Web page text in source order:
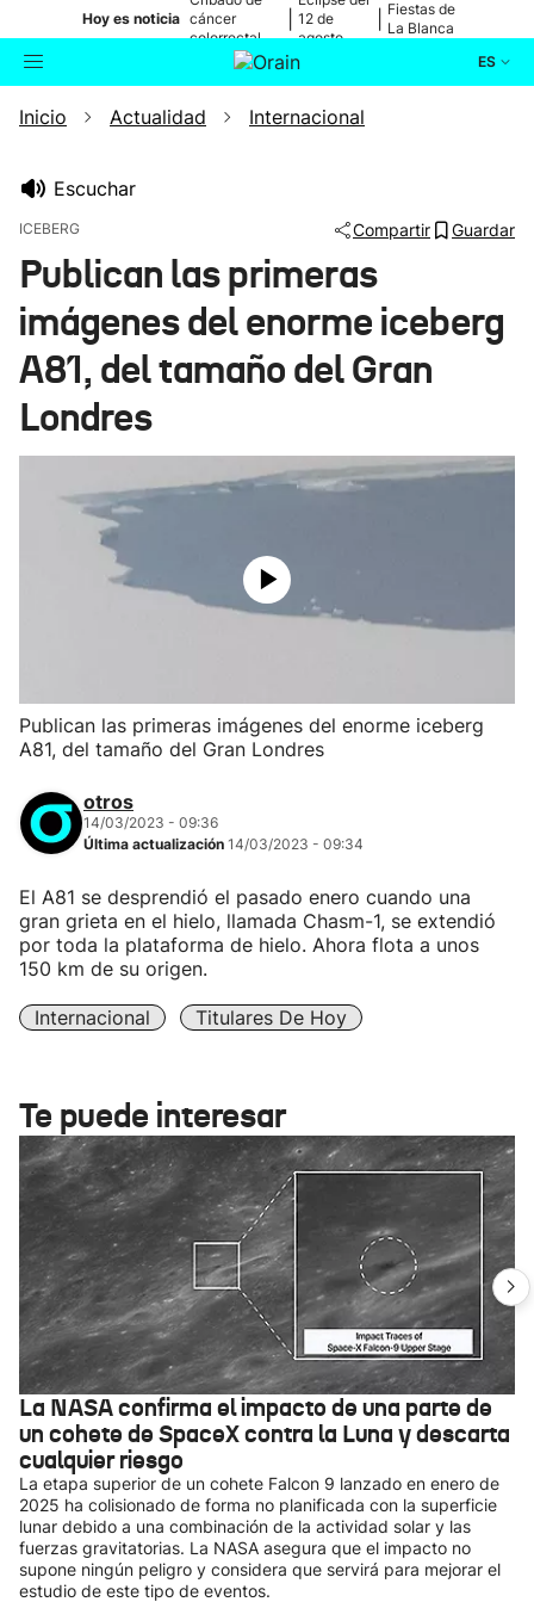
Hoy es noticia cáncer
colorrectal
12 de
agosto
Fiestas de
La Blanca
ES
Buscador Actualidad
Ikusmiran
Eguraldia
Inicio Actualidad Internacional
Escuchar
ICEBERG Compartir Guardar
Publican las primeras
imágenes del enorme iceberg
A81, del tamaño del Gran
Londres
Publican las primeras imágenes del enorme iceberg
A81, del tamaño del Gran Londres
otros
14/03/2023 - 09:36
Última actualización 14/03/2023 - 09:34
El A81 se desprendió el pasado enero cuando una
gran grieta en el hielo, llamada Chasm-1, se extendió
por toda la plataforma de hielo. Ahora flota a unos
150 km de su origen.
Internacional Titulares De Hoy
Te puede interesar
La NASA confirma el impacto de una parte de
un cohete de SpaceX contra la Luna y descarta
cualquier riesgo
La etapa superior de un cohete Falcon 9 lanzado en enero de
2025 ha colisionado de forma no planificada con la superficie
lunar debido a una combinación de la actividad solar y las
fuerzas gravitatorias. La NASA asegura que el impacto no
supone ningún peligro y considera que servirá para mejorar el
estudio de este tipo de eventos.